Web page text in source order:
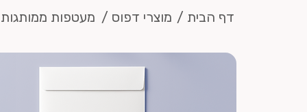
מעטפות דף הבית / מוצרי דפוס /